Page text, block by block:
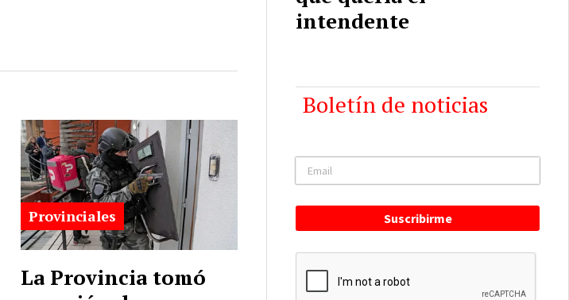
La Provincia tomó
Provinciales
intendente
Boletín de noticias
Suscribirme